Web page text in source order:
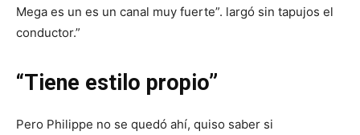
Mega es un es un canal muy fuerte”. largó sin tapujos el
conductor.”
“Tiene estilo propio”
Pero Philippe no se quedó ahí, quiso saber si